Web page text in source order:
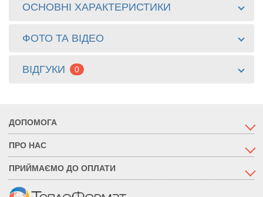
ОСНОВНІ ХАРАКТЕРИСТИКИ
ФОТО ТА ВІДЕО
ВІДГУКИ 0
ДОПОМОГА
ПРО НАС
ПРИЙМАЄМО ДО ОПЛАТИ